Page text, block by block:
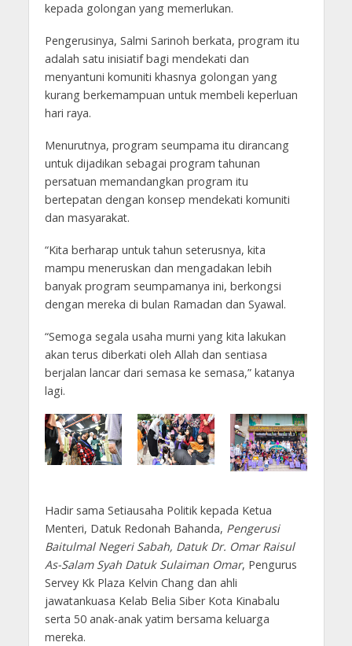
kepada golongan yang memerlukan.
Pengerusinya, Salmi Sarinoh berkata, program itu
adalah satu inisiatif bagi mendekati dan
menyantuni komuniti khasnya golongan yang
kurang berkemampuan untuk membeli keperluan
hari raya.
Menurutnya, program seumpama itu dirancang
untuk dijadikan sebagai program tahunan
persatuan memandangkan program itu
bertepatan dengan konsep mendekati komuniti
dan masyarakat.
“Kita berharap untuk tahun seterusnya, kita
mampu meneruskan dan mengadakan lebih
banyak program seumpamanya ini, berkongsi
dengan mereka di bulan Ramadan dan Syawal.
“Semoga segala usaha murni yang kita lakukan
akan terus diberkati oleh Allah dan sentiasa
berjalan lancar dari semasa ke semasa,” katanya
lagi.
Hadir sama Setiausaha Politik kepada Ketua
Menteri, Datuk Redonah Bahanda, Pengerusi
Baitulmal Negeri Sabah, Datuk Dr. Omar Raisul
As-Salam Syah Datuk Sulaiman Omar, Pengurus
Servey Kk Plaza Kelvin Chang dan ahli
jawatankuasa Kelab Belia Siber Kota Kinabalu
serta 50 anak-anak yatim bersama keluarga
mereka.